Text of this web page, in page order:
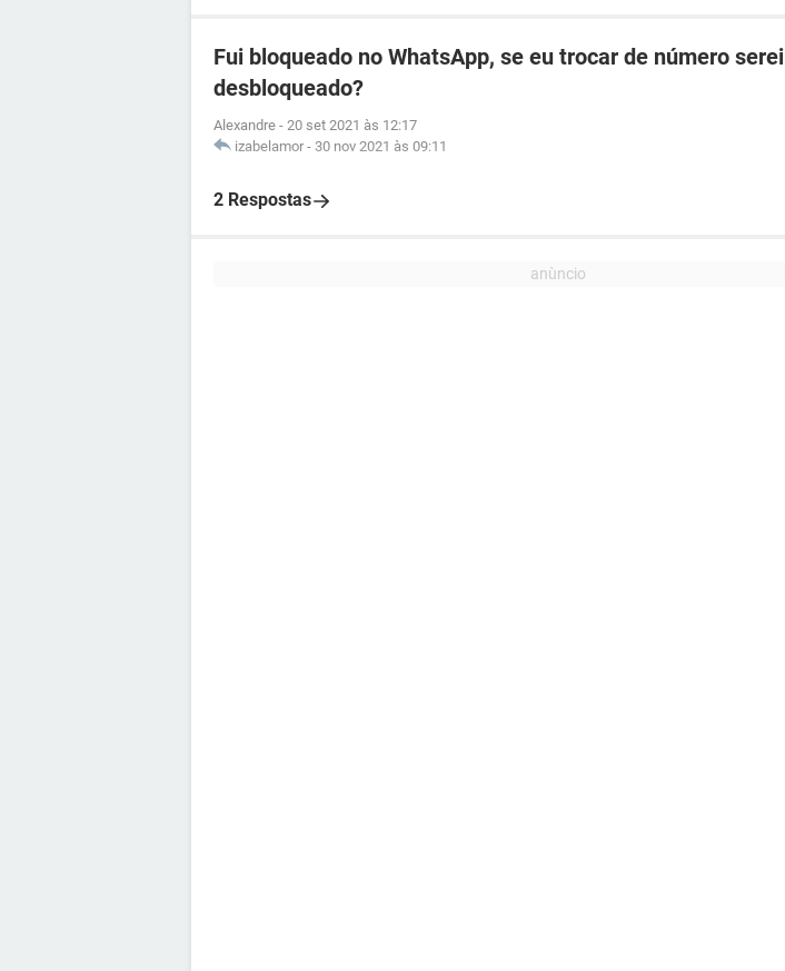
Fui bloqueado no WhatsApp, se eu trocar de número serei
desbloqueado?
Alexandre - 20 set 2021 às 12:17
izabelamor - 30 nov 2021 às 09:11
2 Respostas